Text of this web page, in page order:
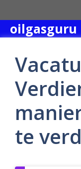
to
content
oilgasguru
te